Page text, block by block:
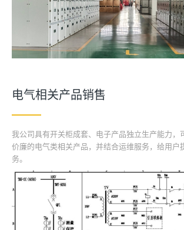
电气相关产品销售
我公司具有开关柜成套、电子产品独立生产能力，
价廉的电气类相关产品，并结合运维服务，给用户
务。